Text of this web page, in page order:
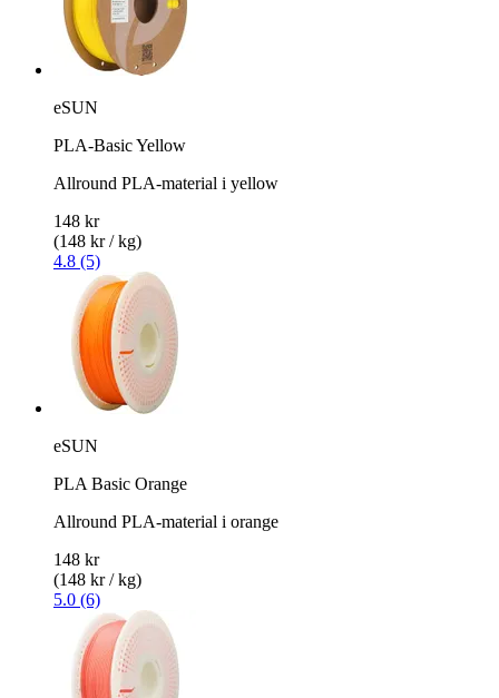
eSUN
PLA-Basic Yellow
Allround PLA-material i yellow
148 kr
(148 kr / kg)
4.8 (5)
eSUN
PLA Basic Orange
Allround PLA-material i orange
148 kr
(148 kr / kg)
5.0 (6)